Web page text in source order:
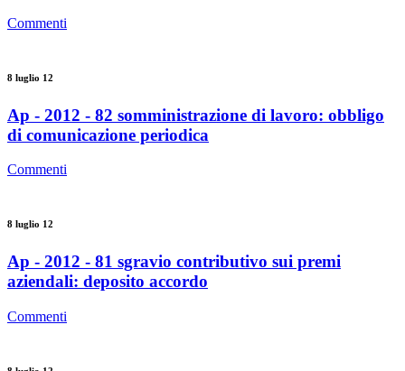
Commenti
8 luglio 12
Ap - 2012 - 82 somministrazione di lavoro: obbligo
di comunicazione periodica
Commenti
8 luglio 12
Ap - 2012 - 81 sgravio contributivo sui premi
aziendali: deposito accordo
Commenti